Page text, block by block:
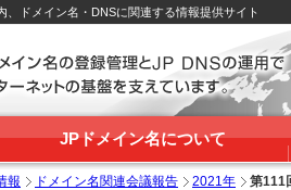
、ドメイン名・DNSに関連する情報提供サイト
JPドメイン名について
報 ドメイン名関連会議報告 2021年 第111